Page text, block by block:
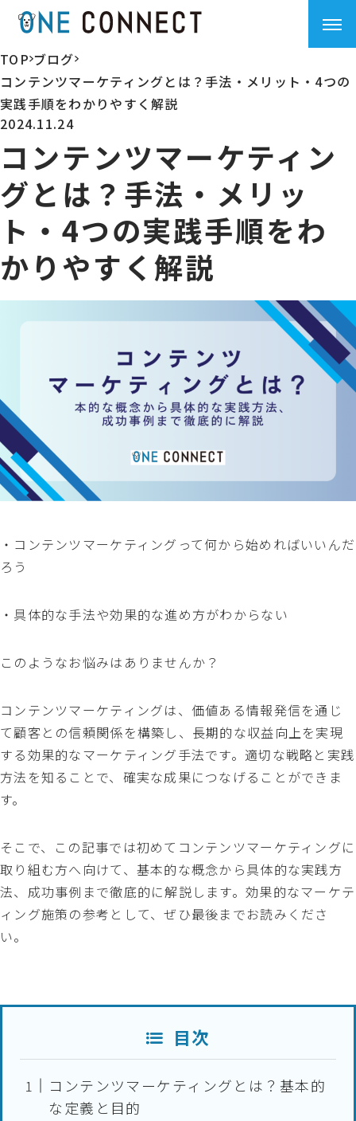
TOP>ブログ>
コンテンツマーケティングとは？手法・メリット・4つの
実践手順をわかりやすく解説
2024.11.24
コンテンツマーケティン
グとは？手法・メリッ
ト・4つの実践手順をわ
かりやすく解説
・コンテンツマーケティングって何から始めればいいんだ
ろう
・具体的な手法や効果的な進め方がわからない
このようなお悩みはありませんか？
コンテンツマーケティングは、価値ある情報発信を通じ
て顧客との信頼関係を構築し、長期的な収益向上を実現
する効果的なマーケティング手法です。適切な戦略と実践
方法を知ることで、確実な成果につなげることができま
す。
そこで、この記事では初めてコンテンツマーケティングに
取り組む方へ向けて、基本的な概念から具体的な実践方
法、成功事例まで徹底的に解説します。効果的なマーケテ
ィング施策の参考として、ぜひ最後までお読みくださ
い。
目次
コンテンツマーケティングとは？基本的
な定義と目的